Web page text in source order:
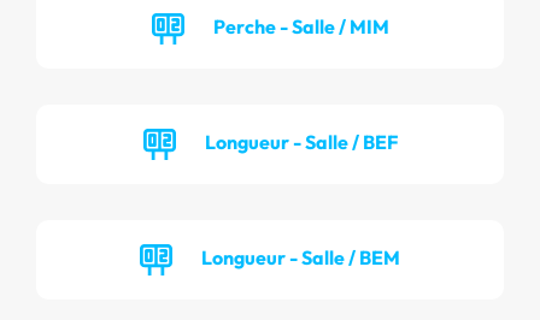
Perche - Salle / MIM
Longueur - Salle / BEF
Longueur - Salle / BEM